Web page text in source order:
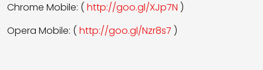
Chrome Mobile: ( http://goo.gl/XJp7N )
Opera Mobile: ( http://goo.gl/Nzr8s7 )